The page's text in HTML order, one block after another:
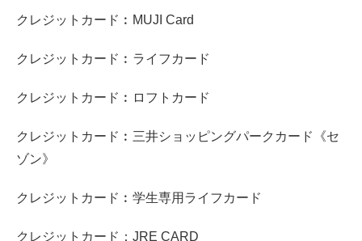
クレジットカード︰MUJI Card
クレジットカード︰ライフカード
クレジットカード︰ロフトカード
クレジットカード︰三井ショッピングパークカード《セ
ゾン》
クレジットカード︰学生専用ライフカード
クレジットカード：JRE CARD